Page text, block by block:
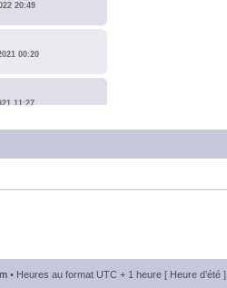
20:49
00:20
11:27
14:19
• Heures au format UTC + 1 heure [ Heure d’été ]